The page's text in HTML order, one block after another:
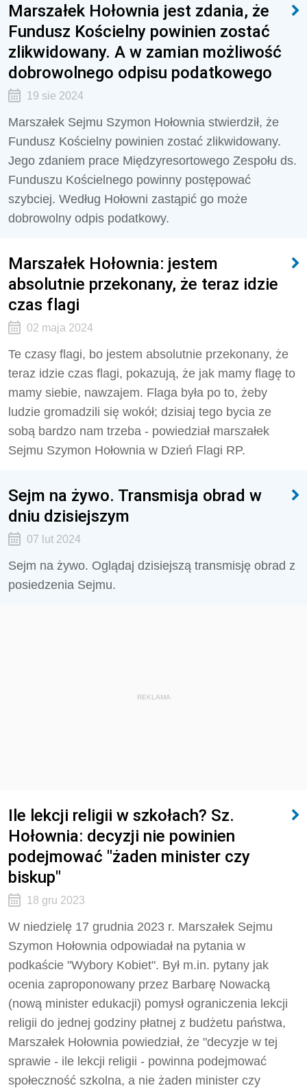
Marszałek Hołownia jest zdania, że
Fundusz Kościelny powinien zostać
zlikwidowany. A w zamian możliwość
dobrowolnego odpisu podatkowego
19 sie 2024
Marszałek Sejmu Szymon Hołownia stwierdził, że
Fundusz Kościelny powinien zostać zlikwidowany.
Jego zdaniem prace Międzyresortowego Zespołu ds.
Funduszu Kościelnego powinny postępować
szybciej. Według Hołowni zastąpić go może
dobrowolny odpis podatkowy.
Marszałek Hołownia: jestem
absolutnie przekonany, że teraz idzie
czas flagi
02 maja 2024
Te czasy flagi, bo jestem absolutnie przekonany, że
teraz idzie czas flagi, pokazują, że jak mamy flagę to
mamy siebie, nawzajem. Flaga była po to, żeby
ludzie gromadzili się wokół; dzisiaj tego bycia ze
sobą bardzo nam trzeba - powiedział marszałek
Sejmu Szymon Hołownia w Dzień Flagi RP.
Sejm na żywo. Transmisja obrad w
dniu dzisiejszym
07 lut 2024
Sejm na żywo. Oglądaj dzisiejszą transmisję obrad z
posiedzenia Sejmu.
REKLAMA
Ile lekcji religii w szkołach? Sz.
Hołownia: decyzji nie powinien
podejmować "żaden minister czy
biskup"
18 gru 2023
W niedzielę 17 grudnia 2023 r. Marszałek Sejmu
Szymon Hołownia odpowiadał na pytania w
podkaście "Wybory Kobiet". Był m.in. pytany jak
ocenia zaproponowany przez Barbarę Nowacką
(nową minister edukacji) pomysł ograniczenia lekcji
religii do jednej godziny płatnej z budżetu państwa,
Marszałek Hołownia powiedział, że "decyzje w tej
sprawie - ile lekcji religii - powinna podejmować
społeczność szkolna, a nie żaden minister czy